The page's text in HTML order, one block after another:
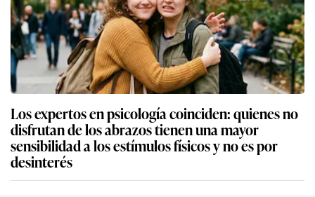
Los expertos en psicología coinciden: quienes no
disfrutan de los abrazos tienen una mayor
sensibilidad a los estímulos físicos y no es por
desinterés